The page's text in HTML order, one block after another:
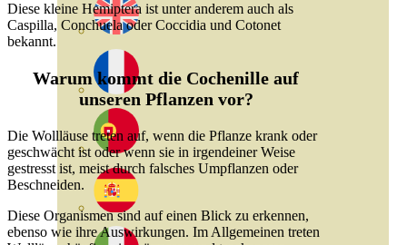
Diese kleine Hemiptera ist unter anderem auch als
Caspilla, Conchuela oder Coccidia und Cotonet
bekannt.
Warum kommt die Cochenille auf
unseren Pflanzen vor?
Die Wollläuse treten auf, wenn die Pflanze krank oder
geschwächt ist oder wenn sie in irgendeiner Weise
gestresst ist, meist durch falsches Umpflanzen oder
Beschneiden.
Diese Organismen sind auf einen Blick zu erkennen,
ebenso wie ihre Auswirkungen. Im Allgemeinen treten